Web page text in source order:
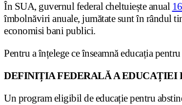
În SUA, guvernul federal cheltuiește anual
îmbolnăviri anuale, jumătate sunt în rândul
economisi bani publici.
Pentru a înțelege ce înseamnă educația
DEFINIȚIA FEDERALĂ A EDUCAȚIEI
Un program eligibil de educație pentru